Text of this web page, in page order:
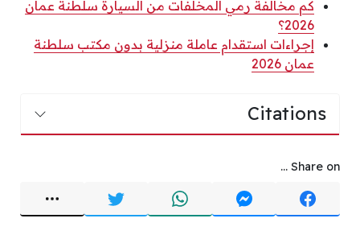
كم مخالفة رمي المخلفات من السيارة سلطنة عمان
2026؟
إجراءات استقدام عاملة منزلية بدون مكتب سلطنة
عمان 2026
Citations
Share on ...